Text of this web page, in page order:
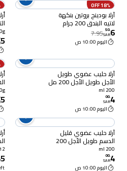
18% OFF
آرلا بودينج بروتين بنكهة
لاتيه البندق 200 جرام
6
.
50
SAR
7.95
اليوم 10:00 ص
150g
5
.
آرلا حليب عضوي طويل
الأجل طويل الأجل 200 مل
200 ml
4
.
00
SAR
اليوم 10:00 ص
150g
5
.
آرلا حليب عضوي قليل
الدسم طويل الأجل 200
مل
200 ml
4
.
00
SAR
اليوم 10:00 ص